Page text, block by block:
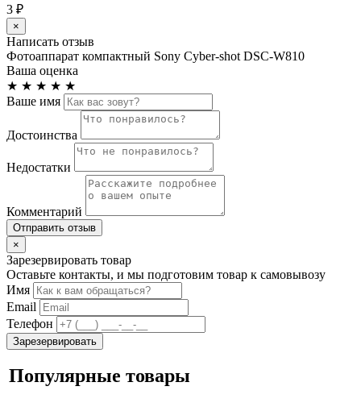
3 ₽
×
Написать отзыв
Фотоаппарат компактный Sony Cyber-shot DSC-W810
Ваша оценка
★ ★ ★ ★ ★
Ваше имя
Достоинства
Недостатки
Комментарий
Отправить отзыв
×
Зарезервировать товар
Оставьте контакты, и мы подготовим товар к самовывозу
Имя
Email
Телефон
Зарезервировать
Популярные товары